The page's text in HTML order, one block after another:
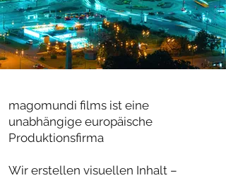
magomundi films ist eine
unabhängige europäische
Produktionsfirma
Wir erstellen visuellen Inhalt –